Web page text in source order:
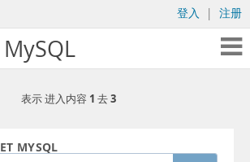
登入 | 注册
表示 进入内容 1 去3
MYSQL